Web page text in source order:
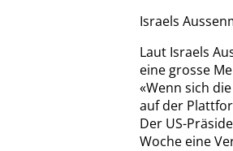
Israels
Laut Israels
eine grosse
«Wenn sich
auf der
Der US-
Woche eine